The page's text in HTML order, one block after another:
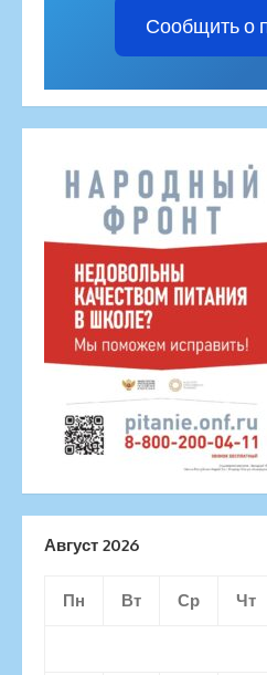
Сообщить о
Август 2026
Пн Вт Ср Чт